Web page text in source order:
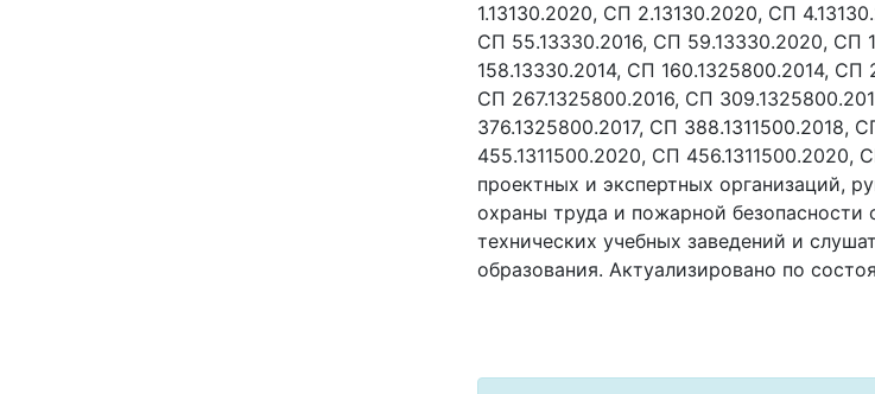
1.13130.2020, СП 2.13130.2020, СП
СП 55.13330.2016, СП 59.13330.2020, СП
158.13330.2014, СП 160.1325800.2014, СП
СП 267.1325800.2016, СП
376.1325800.2017, СП 388.1311500.2018,
455.1311500.2020, СП 456.1311500.2020,
проектных и экспертных организаций,
охраны труда и пожарной безопасности
технических учебных заведений и
образования. Актуализировано по